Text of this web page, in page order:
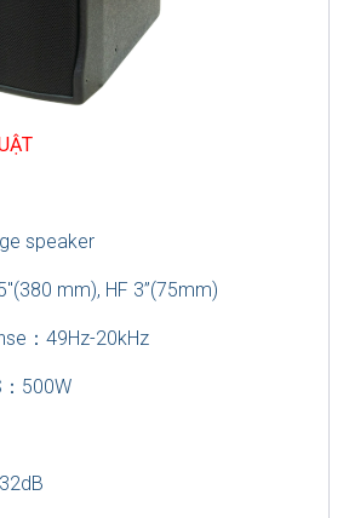
speaker
mm), HF 3”(75mm)
： 49Hz-20kHz
： 500W